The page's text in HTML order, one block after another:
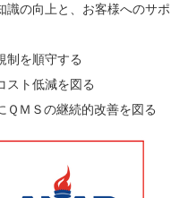
識の向上と、お客様へのサポ
制を順守する
スト低減を図る
ＭＳの継続的改善を図る